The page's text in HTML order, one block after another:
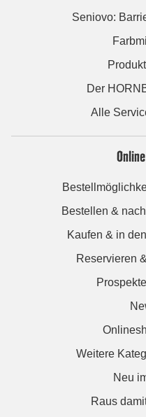
Seniovo:
Der
Alle
Bestellen &
Kaufen & in
Reservieren
Weitere
Neu
Raus